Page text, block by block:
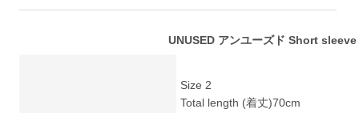
UNUSED アンユーズド Short
Size 2
Total length (着丈)70cm